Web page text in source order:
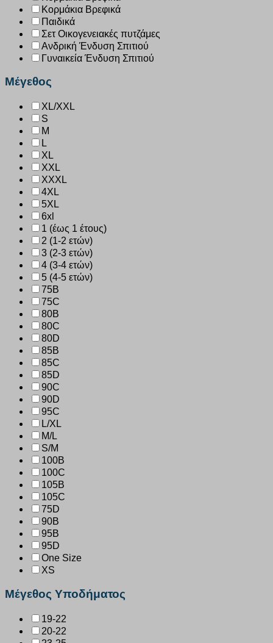
Κορμάκια Βρεφικά
Παιδικά
Σετ Οικογενειακές πυτζάμες
Ανδρική Ένδυση Σπιτιού
Γυναικεία Ένδυση Σπιτιού
Μέγεθος
XL/XXL
S
M
L
XL
XXL
XXXL
4XL
5XL
6xl
1 (έως 1 έτους)
2 (1-2 ετών)
3 (2-3 ετών)
4 (3-4 ετών)
5 (4-5 ετών)
75B
75C
80B
80C
80D
85B
85C
85D
90C
90D
95C
L/XL
M/L
S/M
100B
100C
105B
105C
75D
90B
95B
95D
One Size
XS
Μέγεθος Υποδήματος
19-22
20-22